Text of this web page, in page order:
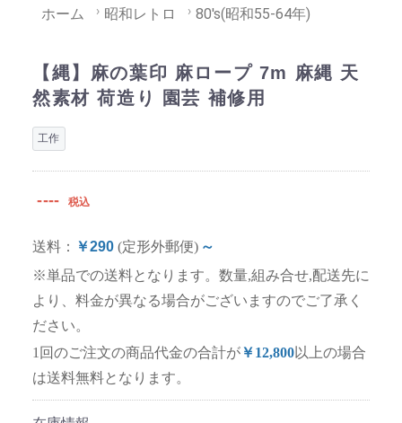
ホーム 昭和レトロ 80's(昭和55-64年)
【縄】麻の葉印 麻ロープ 7m 麻縄 天
然素材 荷造り 園芸 補修用
工作
---- 税込
送料： ￥290 (定形外郵便) ～
※単品での送料となります。数量,組み合せ,配送先に
より、料金が異なる場合がございますのでご了承く
ださい。
1回のご注文の商品代金の合計が￥12,800以上の場合
は送料無料となります。